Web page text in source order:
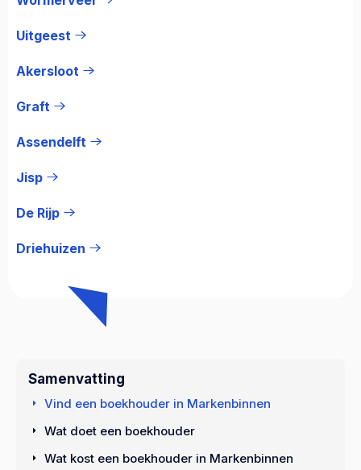
Uitgeest
Akersloot
Graft
Assendelft
Jisp
De Rijp
Driehuizen
Samenvatting
Vind een boekhouder in Markenbinnen
Wat doet een boekhouder
Wat kost een boekhouder in Markenbinnen